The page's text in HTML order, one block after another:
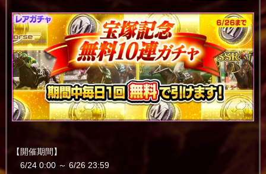
【開催期間】
6/24 0:00 ～ 6/26 23:59